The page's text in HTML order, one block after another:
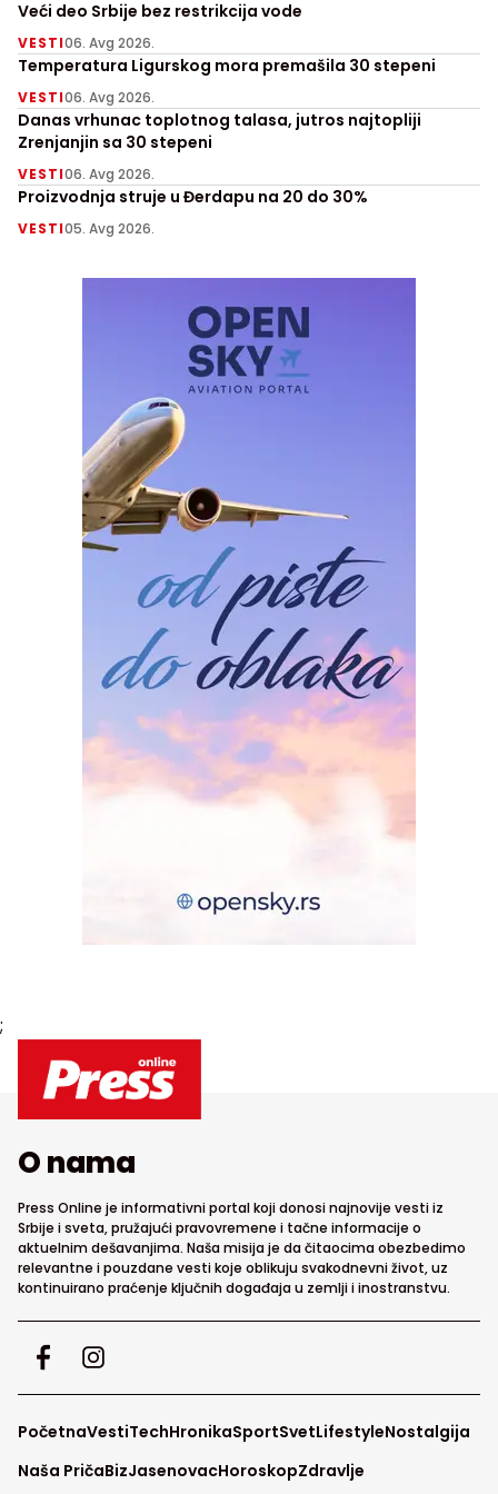
Veći deo Srbije bez restrikcija vode
VESTI06. Avg 2026.
Temperatura Ligurskog mora premašila 30 stepeni
VESTI06. Avg 2026.
Danas vrhunac toplotnog talasa, jutros najtopliji
Zrenjanjin sa 30 stepeni
VESTI06. Avg 2026.
Proizvodnja struje u Đerdapu na 20 do 30%
VESTI05. Avg 2026.
;
O nama
Press Online je informativni portal koji donosi najnovije vesti iz
Srbije i sveta, pružajući pravovremene i tačne informacije o
aktuelnim dešavanjima. Naša misija je da čitaocima obezbedimo
relevantne i pouzdane vesti koje oblikuju svakodnevni život, uz
kontinuirano praćenje ključnih događaja u zemlji i inostranstvu.
PočetnaVestiTechHronikaSportSvetLifestyleNostalgija
Naša PričaBizJasenovacHoroskopZdravlje